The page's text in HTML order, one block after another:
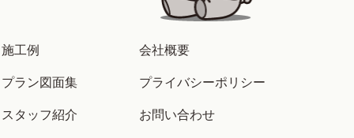
施工例
プラン図面集
スタッフ紹介
会社概要
プライバシーポリシー
お問い合わせ